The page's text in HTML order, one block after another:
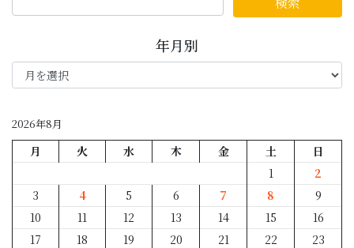
年月別
年
月
2026年8月
月 火 水 木 金 土
日
1
2
3
4 5 6 7 8
9
10
11 12 13 14 15
16
17
18 19 20 21 22
23